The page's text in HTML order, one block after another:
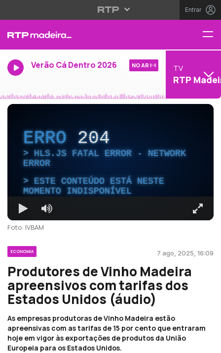
Entrar
Verão Cá Dentro 2026 NO AR TV
RTP
ERRO204
HLS.JS FATAL ERROR - NETWORK
ERROR
ESTE CONTEÚDO ESTÁ NESTE
MOMENTO INDISPONÍVEL
Foto: IVBAM
ECONOMIA 7 ago, 2025, 16:09
Produtores de Vinho Madeira
apreensivos com tarifas dos
Estados Unidos (áudio)
As empresas produtoras de Vinho Madeira estão
apreensivas com as tarifas de 15 por cento que entraram
hoje em vigor às exportações de produtos da União
Europeia para os Estados Unidos.